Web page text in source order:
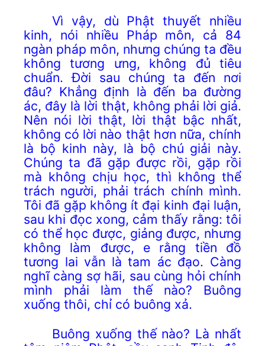
Vì vậy, dù Phật thuyết nhiều
kinh, nói nhiều Pháp môn, cả 84
ngàn pháp môn, nhưng chúng ta đều
không tương ưng, không đủ tiêu
chuẩn. Đời sau chúng ta đến nơi
đâu? Khẳng định là đến ba đường
ác, đây là lời thật, không phải lời giả.
Nên nói lời thật, lời thật bậc nhất,
không có lời nào thật hơn nữa, chính
là bộ kinh này, là bộ chú giải này.
Chúng ta đã gặp được rồi, gặp rồi
mà không chịu học, thì không thể
trách người, phải trách chính mình.
Tôi đã gặp không ít đại kinh đại luận,
sau khi đọc xong, cảm thấy rằng: tôi
có thể học được, giảng được, nhưng
không làm được, e rằng tiền đồ
tương lai vẫn là tam ác đạo. Càng
nghĩ càng sợ hãi, sau cùng hỏi chính
mình phải làm thế nào? Buông
xuống thôi, chỉ có buông xả.
Buông xuống thế nào? Là nhất